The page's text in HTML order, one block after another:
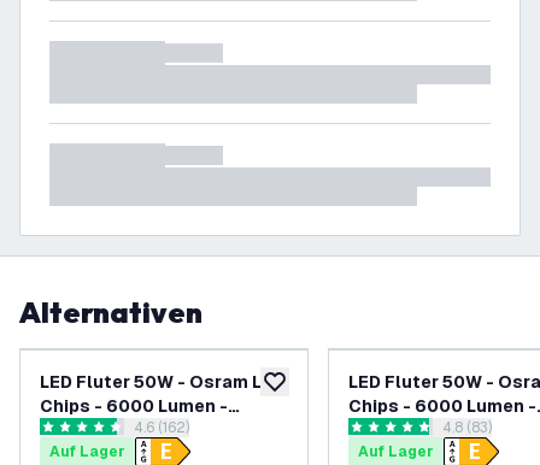
Alternativen
zur Wunschliste hinzufügen
LED Fluter 50W - Osram LED
Chips - 6000 Lumen -
6500K
Bewertungsbereich öffnen
4.6 Bewertungssterne
4.6 (162)
Auf Lager
LED Fluter 50W -
Chips - 6000 Lumen -
4000K
4.8 Bewertungssterne
4.8 (83)
Auf Lager